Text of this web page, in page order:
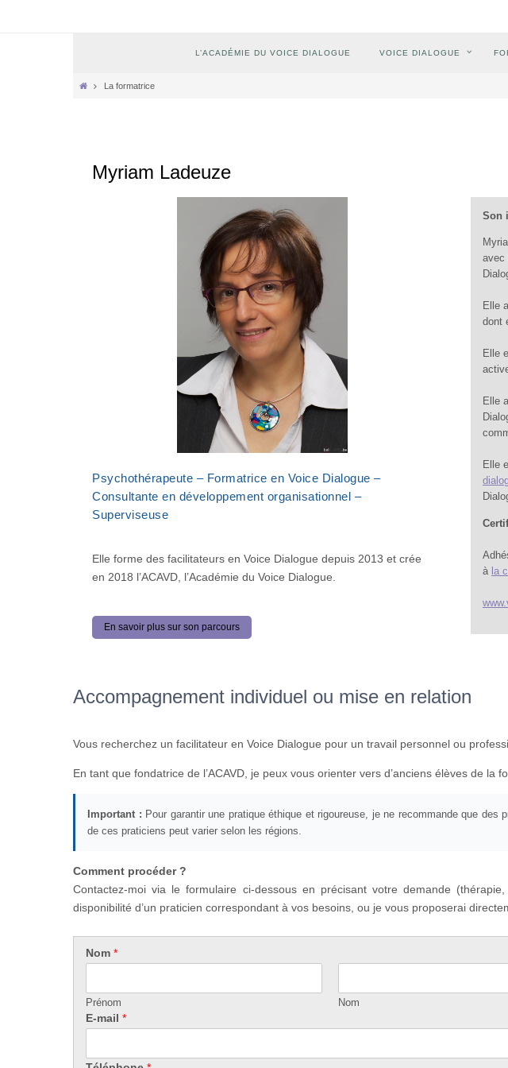
contenu
L’ACADÉMIE DU VOICE DIALOGUE VOICE DIALOGUE
HomeLa formatrice
Myriam Ladeuze
Psychothérapeute – Formatrice en Voice Dialogue –
Consultante en développement organisationnel –
Superviseuse
Elle forme des facilitateurs en Voice Dialogue depuis 2013 et crée
en 2018 l’ACAVD, l’Académie du Voice Dialogue.
En savoir plus sur son parcours
Son
avec
Elle
dont
Elle
Elle
Elle
à la
Accompagnement individuel ou mise en relation
Vous recherchez un facilitateur en Voice Dialogue pour un travail personnel ou
En tant que fondatrice de l’ACAVD, je peux vous orienter vers d’anciens élèves de la
Important : Pour garantir une pratique éthique et rigoureuse, je ne recommande que
de ces praticiens peut varier selon les régions.
Comment procéder ?
Contactez-moi via le formulaire ci-dessous en précisant votre demande
disponibilité d’un praticien correspondant à vos besoins, ou je vous proposerai
Nom *
Prénom Nom
b
e
o
E-mail *